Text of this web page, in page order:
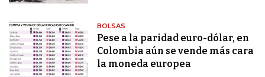
BOLSAS
Pese a la paridad euro-dólar, en
Colombia aún se vende más cara
la moneda europea